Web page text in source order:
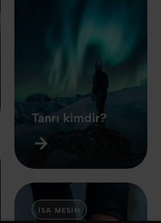
Tanrı kimdir?
İSA MESIH